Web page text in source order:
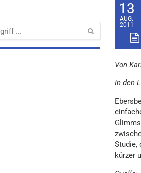
13
AUG.
2011
Von
In den
Studie,
kürzer